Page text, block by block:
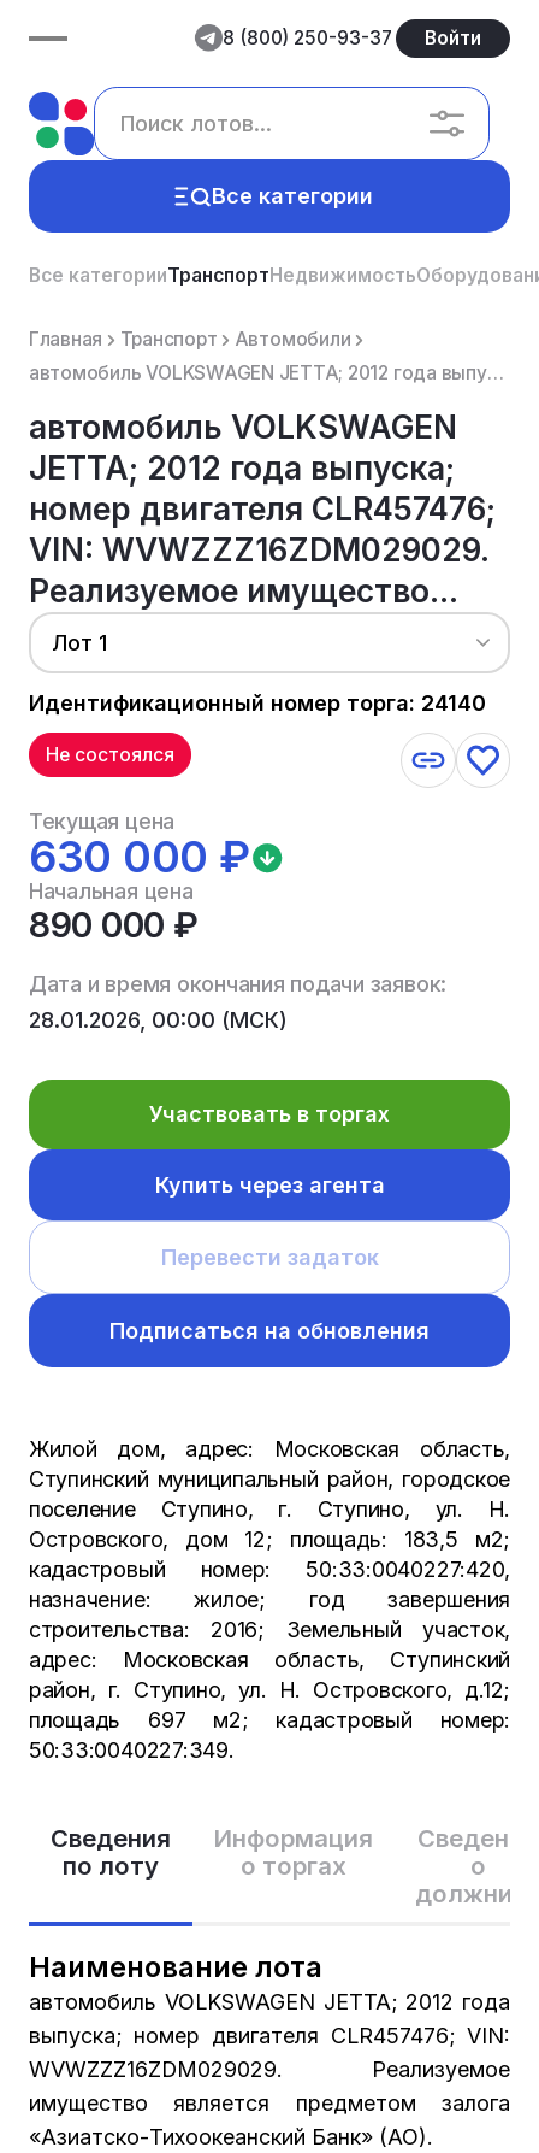
8 (800) 250-93-37 Войти
Все категории
Все категорииТранспортНедвижимость
Главная Транспорт
Автомобили
автомобиль VOLKSWAGEN JETTA; 2012 года выпуска; номер двигателя CLR457476; VIN: WVWZZZ16ZDM029029. Р...
автомобиль VOLKSWAGEN
JETTA; 2012 года выпуска;
номер двигателя CLR457476;
VIN: WVWZZZ16ZDM029029.
Реализуемое имущество...
Лот 1
Идентификационный номер торга: 24140
Сведения
по лоту
Информация
о торгах
Сведения
о
Наименование лота
автомобиль VOLKSWAGEN JETTA; 2012 года
выпуска; номер двигателя CLR457476; VIN:
WVWZZZ16ZDM029029. Реализуемое
имущество является предметом залога
«Азиатско-Тихоокеанский Банк» (АО).
Не состоялся
Текущая цена
630 000 ₽
Начальная цена
890 000 ₽
Дата и время окончания подачи заявок:
28.01.2026, 00:00 (МСК)
Участвовать в торгах
Купить через агента
Перевести задаток
Подписаться на обновления
Жилой дом, адрес: Московская область,
Ступинский муниципальный район, городское
поселение Ступино, г. Ступино, ул. Н.
Островского, дом 12; площадь: 183,5 м2;
кадастровый номер: 50:33:0040227:420,
назначение: жилое; год завершения
строительства: 2016; Земельный участок,
адрес: Московская область, Ступинский
район, г. Ступино, ул. Н. Островского, д.12;
площадь 697 м2; кадастровый номер:
50:33:0040227:349.